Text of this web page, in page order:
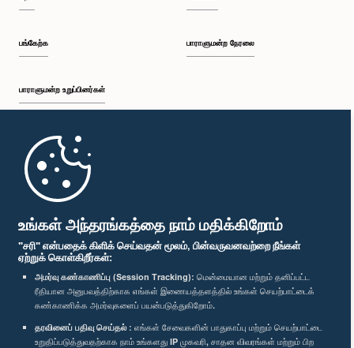
உங்கள் அந்தரங்கத்தை நாம் மதிக்கிறோம்
"சரி" என்பதைக் கிளிக் செய்வதன் மூலம், பின்வருவனவற்றை நீங்கள்
ஏற்றுக் கொள்கிறீர்கள்:
அமர்வு கண்காணிப்பு (Session Tracking): மென்மையான மற்றும் தனிப்பட்ட
ரீதியான அனுபவத்திற்காக எங்கள் இணையத்தளத்தில் உங்கள் செயற்பாட்டைக்
கண்காணிக்க அமர்வுகளைப் பயன்படுத்துகிறோம்.
தரவினைப் பதிவு செய்தல் : எங்கள் சேவைகளின் பாதுகாப்பு மற்றும் செயற்பாட்டை
உறுதிப்படுத்துவதற்காக நாம் உங்களது IP முகவரி, சாதன விவரங்கள் மற்றும் பிற
பி.ப. 2:05 - பி.ப. 2:29
பி.ப. 2:54 - பி.ப. 3:09
பி.ப. 3:09 - பி.ப. 3:34
பி.ப. 3:34 - பி.ப. 3:44
பங்கேற்க
பாராளுமன்ற உறுப்பினர்கள்
முதற்பக்கம்
பாராளுமன்ற நேரலை
பாராளுமன்ற கையடக்க செயலி
எம்மை பின்தொடர்க :
விருதுகள்